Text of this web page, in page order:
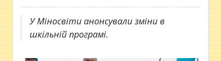
У Міносвіти анонсували зміни в
шкільній програмі.